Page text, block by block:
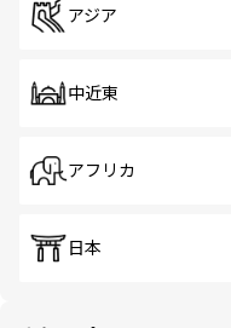
アジア
中近東
アフリカ
日本